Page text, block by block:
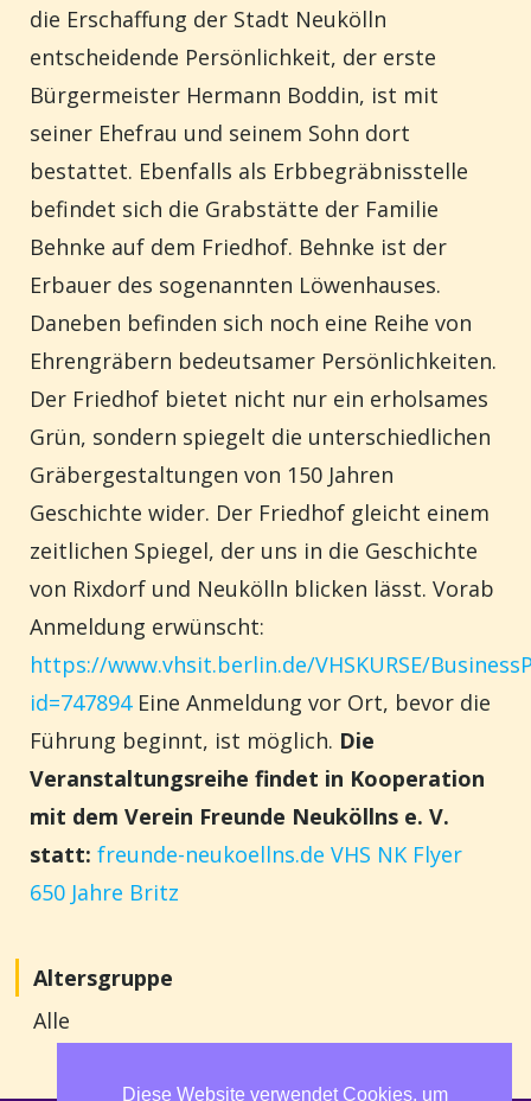
die Erschaffung der Stadt Neukölln
entscheidende Persönlichkeit, der erste
Bürgermeister Hermann Boddin, ist mit
seiner Ehefrau und seinem Sohn dort
bestattet. Ebenfalls als Erbbegräbnisstelle
befindet sich die Grabstätte der Familie
Behnke auf dem Friedhof. Behnke ist der
Erbauer des sogenannten Löwenhauses.
Daneben befinden sich noch eine Reihe von
Ehrengräbern bedeutsamer Persönlichkeiten.
Der Friedhof bietet nicht nur ein erholsames
Grün, sondern spiegelt die unterschiedlichen
Gräbergestaltungen von 150 Jahren
Geschichte wider. Der Friedhof gleicht einem
zeitlichen Spiegel, der uns in die Geschichte
von Rixdorf und Neukölln blicken lässt. Vorab
Anmeldung erwünscht:
https://www.vhsit.berlin.de/VHSKURSE/
id=747894 Eine Anmeldung vor Ort, bevor die
Führung beginnt, ist möglich. Die
Veranstaltungsreihe findet in Kooperation
mit dem Verein Freunde Neuköllns e. V.
statt: freunde-neukoellns.de VHS NK Flyer
650 Jahre Britz
Altersgruppe
Alle
Diese Website verwendet Cookies, um